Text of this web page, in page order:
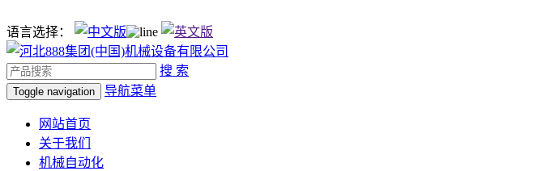
语言选择：
搜 索
Toggle navigation 导航菜单
网站首页
关于我们
机械自动化